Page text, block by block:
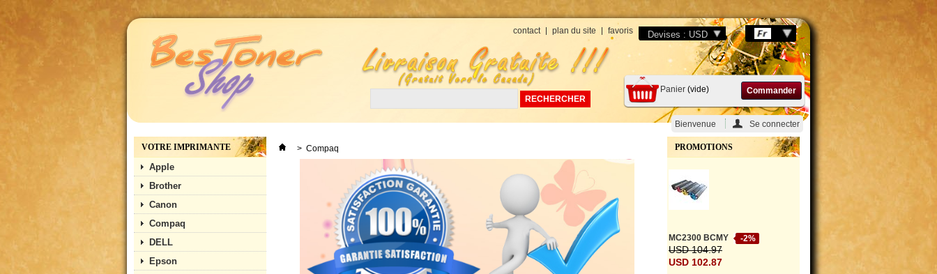
Devises : USD
contact plan du site favoris
Panier Commander
(vide)
Bienvenue Se connecter
VOTRE IMPRIMANTE
Apple
Brother
Canon
Compaq
DELL
Epson
> Compaq PROMOTIONS
-2%
MC2300 BCMY
USD 104.97
USD 102.87